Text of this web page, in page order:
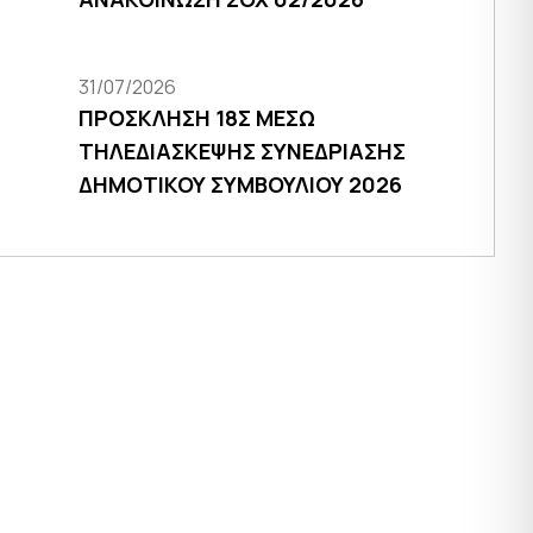
31/07/2026
ΠΡΟΣΚΛΗΣΗ 18Σ ΜΕΣΩ
ΤΗΛΕΔΙΑΣΚΕΨΗΣ ΣΥΝΕΔΡΙΑΣΗΣ
ΔΗΜΟΤΙΚΟΥ ΣΥΜΒΟΥΛΙΟΥ 2026